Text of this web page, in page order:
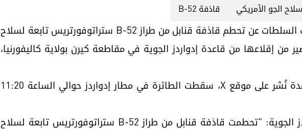
سلاح الجو الأمريكي قاذفة B-52
أربيل (كوردستان 24)- أعلنت السلطات عن تحطم قاذفة قنابل من طراز B-52 ستراتوفورتريس تابعة لسلاح
من إقلاعها من قاعدة إدواردز الجوية في مقاطعة كيرن بولاية كاليفورنيا،
ووفقًا لبيان صادر عن القاعدة نُشر على موقع X، سقطت الطائرة في مطار إدواردز حوالي الساعة 11:20
وجاء في بيان قاعدة إدواردز الجوية: "تحطمت قاذفة قنابل من طراز B-52 ستراتوفورتريس تابعة لسلاح